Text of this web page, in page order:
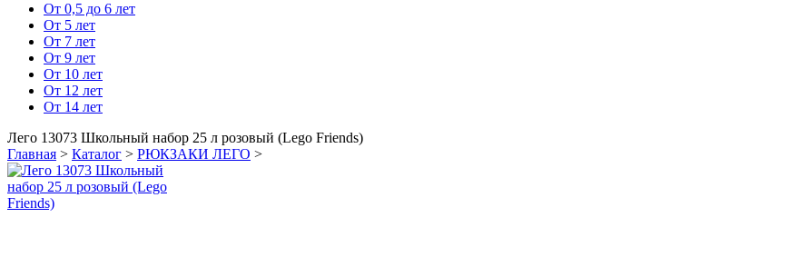
От 0,5 до 6 лет
От 5 лет
От 7 лет
От 9 лет
От 10 лет
От 12 лет
От 14 лет
Лего 13073 Школьный набор 25 л розовый (Lego Friends)
Главная > Каталог > РЮКЗАКИ ЛЕГО >